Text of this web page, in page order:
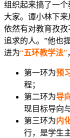
组织起来搞了一
大家。谭小林下
依然有对教育孜
追求的人。”他也
进为“五环教学法”
第一环为预
程；
第二环为导
现目标导向
第三环为内
行，是学生